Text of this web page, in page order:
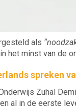
als
het minst van de
spreken
Zuhal
al in de eerste